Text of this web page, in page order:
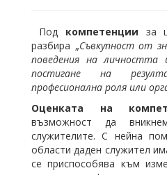
Под компетенции за
разбира „Съвкупност от
поведения на
постигане на
професионална роля или
Оценката на
възможност да
служителите. С нейна
области даден служител
се приспособява към